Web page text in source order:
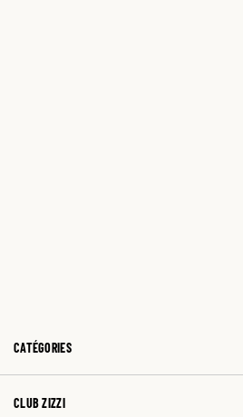
CATÉGORIES
CLUB ZIZZI